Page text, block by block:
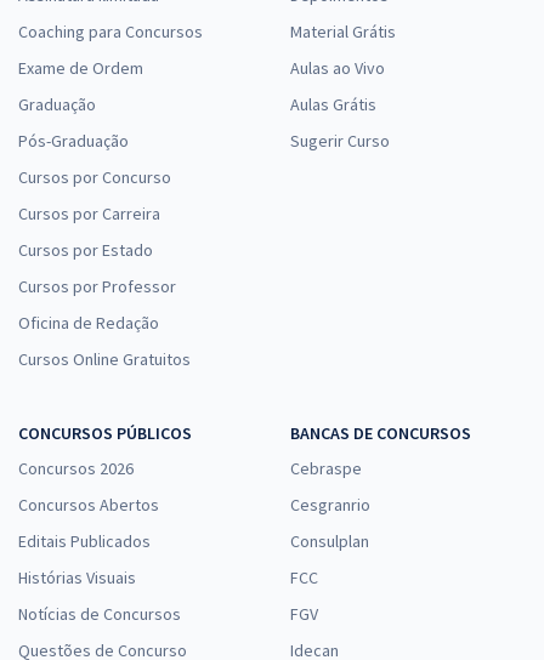
Coaching para Concursos
Exame de Ordem
Graduação
Pós-Graduação
Cursos por Concurso
Cursos por Carreira
Cursos por Estado
Cursos por Professor
Oficina de Redação
Cursos Online Gratuitos
Material Grátis
Aulas ao Vivo
Aulas Grátis
Sugerir Curso
CONCURSOS PÚBLICOS
Concursos 2026
Concursos Abertos
Editais Publicados
Histórias Visuais
Notícias de Concursos
Questões de Concurso
BANCAS DE CONCURSOS
Cebraspe
Cesgranrio
Consulplan
FCC
FGV
Idecan